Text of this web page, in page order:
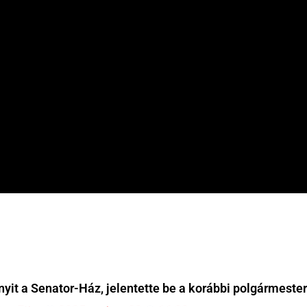
a Senator-Ház, jelentette be a korábbi polgármester